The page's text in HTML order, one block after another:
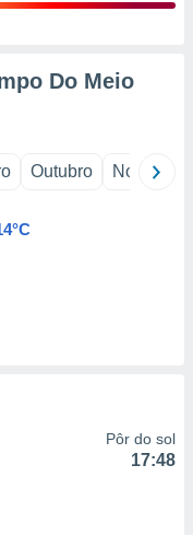
Do Meio
Outubro Novembro
Pôr do sol
17:48